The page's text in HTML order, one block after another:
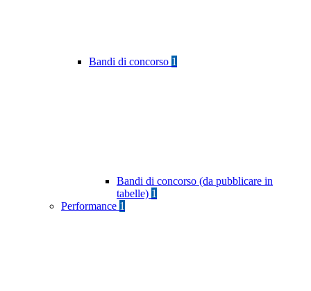
Bandi di concorso 1
Bandi di concorso (da pubblicare in
tabelle) 1
Performance 1